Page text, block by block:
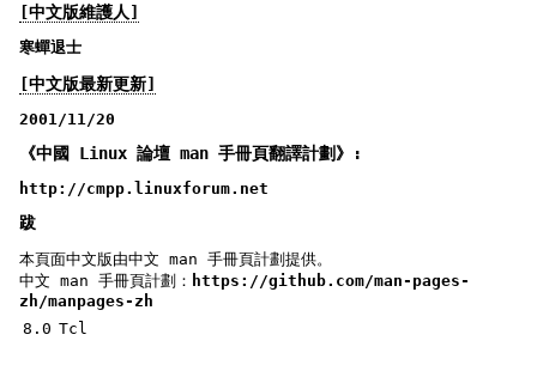
[中文版維護人]
寒蟬退士
[中文版最新更新]
2001/11/20
《中國 Linux 論壇 man 手冊頁翻譯計劃》:
http://cmpp.linuxforum.net
跋
本頁面中文版由中文 man 手冊頁計劃提供。
中文 man 手冊頁計劃： https://github.com/man-pages-
zh/manpages-zh
8.0 Tcl